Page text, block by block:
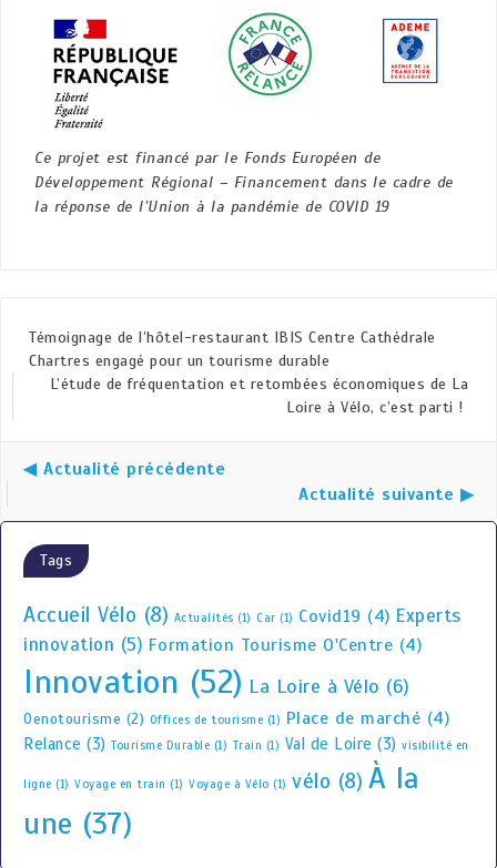
Ce projet est financé par le Fonds Européen de
Développement Régional – Financement dans le cadre de
la réponse de l’Union à la pandémie de COVID 19
Témoignage de l’hôtel-restaurant IBIS Centre Cathédrale
Chartres engagé pour un tourisme durable
L’étude de fréquentation et retombées économiques de La
Loire à Vélo, c’est parti !
◀ Actualité précédente
Actualité suivante ▶
Tags
Accueil Vélo (8) Actualités (1) Car (1) Covid19 (4) Experts
innovation (5) Formation Tourisme O'Centre (4)
Innovation (52) La Loire à Vélo (6)
Oenotourisme (2) Offices de tourisme (1) Place de marché (4)
Relance (3) Tourisme Durable (1) Train (1) Val de Loire (3) visibilité en
ligne (1) Voyage en train (1) Voyage à Vélo (1) vélo (8) À la
une (37)